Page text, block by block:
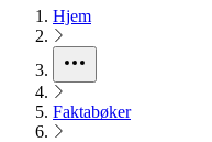
Hjem
Faktabøker